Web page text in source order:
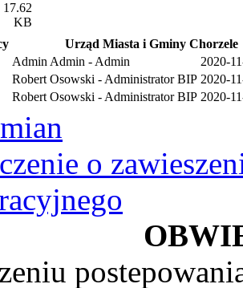
17.62
KB
Urząd Miasta i Gminy Chorzele
Admin Admin - Admin
2020-
Robert Osowski - Administrator BIP 2020-
Robert Osowski - Administrator BIP 2020-
o